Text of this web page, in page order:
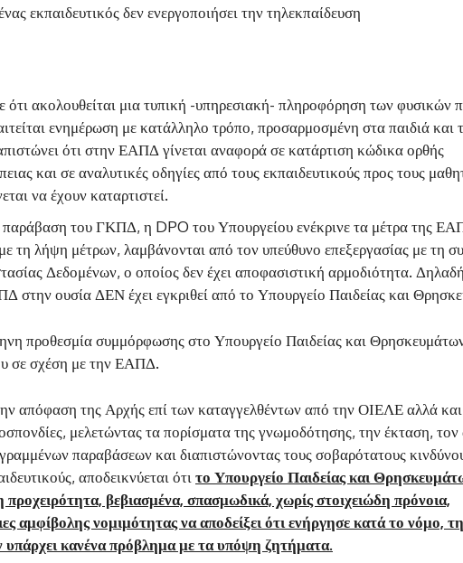
εκπαιδευτικός δεν ενεργοποιήσει την τηλεκπαίδευση
ότι ακολουθείται μια τυπική -υπηρεσιακή- πληροφόρηση των φυσικών
ενημέρωση με κατάλληλο τρόπο, προσαρμοσμένη στα παιδιά και
ότι στην ΕΑΠΔ γίνεται αναφορά σε κατάρτιση κώδικα ορθής
και σε αναλυτικές οδηγίες από τους εκπαιδευτικούς προς τους
να έχουν καταρτιστεί.
παράβαση του ΓΚΠΔ, η DPO του Υπουργείου ενέκρινε τα μέτρα της
τη λήψη μέτρων, λαμβάνονται από τον υπεύθυνο επεξεργασίας με τη
Δεδομένων, ο οποίος δεν έχει αποφασιστική αρμοδιότητα. Δηλαδή
στην ουσία ΔΕΝ έχει εγκριθεί από το Υπουργείο Παιδείας και
προθεσμία συμμόρφωσης στο Υπουργείο Παιδείας και
σε σχέση με την ΕΑΠΔ.
απόφαση της Αρχής επί των καταγγελθέντων από την ΟΙΕΛΕ αλλά και
μελετώντας τα πορίσματα της γνωμοδότησης, την έκταση, τον
παραβάσεων και διαπιστώνοντας τους σοβαρότατους
αποδεικνύεται ότι το Υπουργείο Παιδείας και
προχειρότητα, βεβιασμένα, σπασμωδικά, χωρίς στοιχειώδη πρόνοια,
αμφίβολης νομιμότητας να αποδείξει ότι ενήργησε κατά το νόμο,
υπάρχει κανένα πρόβλημα με τα υπόψη ζητήματα.